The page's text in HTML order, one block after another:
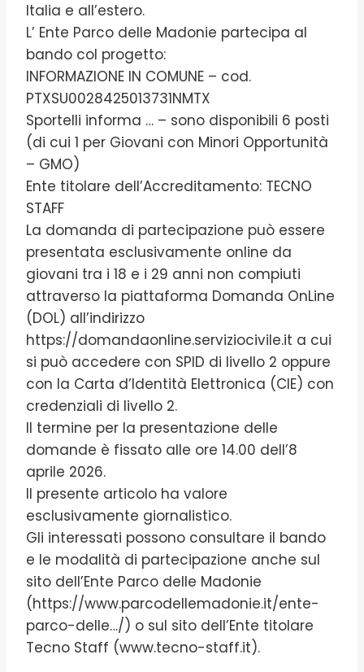
Italia e all’estero.
L’ Ente Parco delle Madonie partecipa al
bando col progetto:
INFORMAZIONE IN COMUNE – cod.
PTXSU0028425013731NMTX
Sportelli informa … – sono disponibili 6 posti
(di cui 1 per Giovani con Minori Opportunità
– GMO)
Ente titolare dell’Accreditamento: TECNO
STAFF
La domanda di partecipazione può essere
presentata esclusivamente online da
giovani tra i 18 e i 29 anni non compiuti
attraverso la piattaforma Domanda OnLine
(DOL) all’indirizzo
https://domandaonline.serviziocivile.it a cui
si può accedere con SPID di livello 2 oppure
con la Carta d’Identità Elettronica (CIE) con
credenziali di livello 2.
Il termine per la presentazione delle
domande è fissato alle ore 14.00 dell’8
aprile 2026.
Il presente articolo ha valore
esclusivamente giornalistico.
Gli interessati possono consultare il bando
e le modalità di partecipazione anche sul
sito dell’Ente Parco delle Madonie
(https://www.parcodellemadonie.it/ente-
parco-delle…/) o sul sito dell’Ente titolare
Tecno Staff (www.tecno-staff.it).